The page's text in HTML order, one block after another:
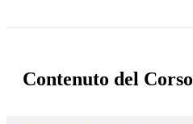
Contenuto del Corso